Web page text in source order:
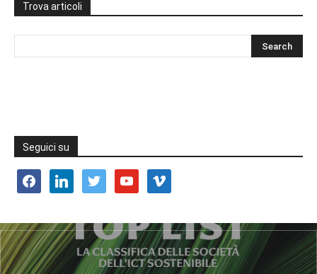
Trova articoli
Seguici su
facebooklinkedin twitter youtube vimeo